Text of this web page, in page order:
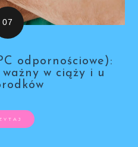
odpornościowe):
w ciąży i u